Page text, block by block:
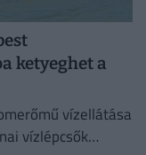
ketyeghet a
vízellátása
vízlépcsők